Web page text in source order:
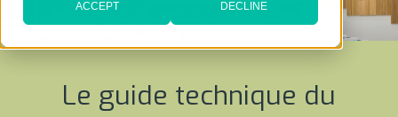
ACCEPT DECLINE
Le guide technique du